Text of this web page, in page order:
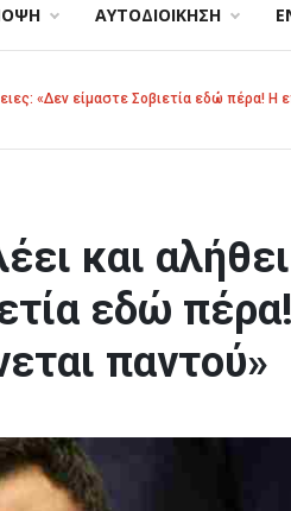
ΑΥΤΟΔΙΟΙΚΗΣΗ
«Δεν είμαστε Σοβιετία εδώ πέρα! Η
και
εδώ
παντού»